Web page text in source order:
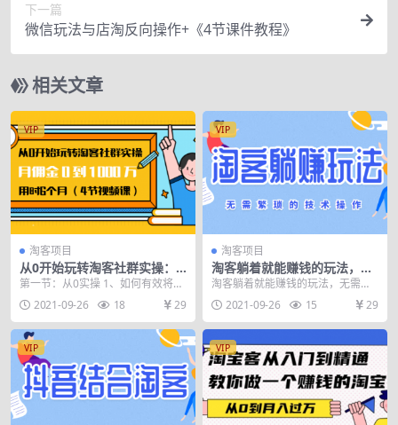
下一篇
微信玩法与店淘反向操作+《4节课件教程》
相关文章
VIP
淘客项目
从0开始玩转淘客社群实操：
月佣金0到1000万用时6个月
第一节：从0实操 1、如何有效将粉
丝拉进社群 2、如何开个好头发免
单建立群氛围 ...
2021-09-26 18 29
VIP
淘客项目
淘客躺着就能赚钱的玩法，无
需繁琐的技术操作
淘客躺着就能赚钱的玩法，无需繁
琐的技术操作
2021-09-26 15 29
VIP VIP